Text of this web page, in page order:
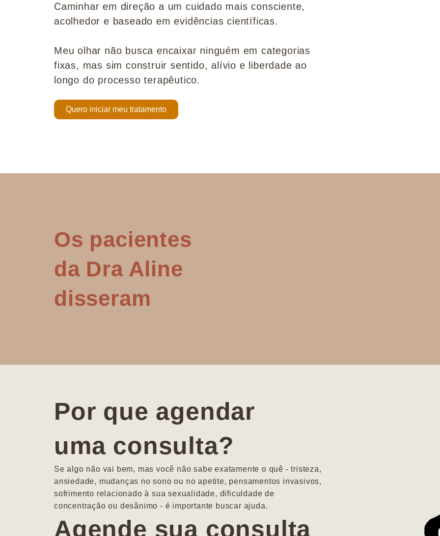
Caminhar em direção a um cuidado mais consciente,
acolhedor e baseado em evidências científicas.
Meu olhar não busca encaixar ninguém em categorias
fixas, mas sim construir sentido, alívio e liberdade ao
longo do processo terapêutico.
Quero iniciar meu tratamento
Os pacientes
da Dra Aline
disseram
Por que agendar
uma consulta?
Se algo não vai bem, mas você não sabe exatamente o quê - tristeza,
ansiedade, mudanças no sono ou no apetite, pensamentos invasivos,
sofrimento relacionado à sua sexualidade, dificuldade de
concentração ou desânimo - é importante buscar ajuda.
Agende sua consulta